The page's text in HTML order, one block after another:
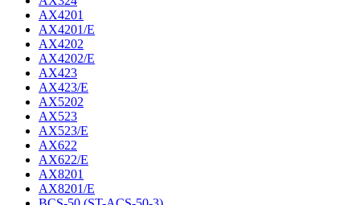
AX4201
AX4201/E
AX4202
AX4202/E
AX423
AX423/E
AX5202
AX523
AX523/E
AX622
AX622/E
AX8201
AX8201/E